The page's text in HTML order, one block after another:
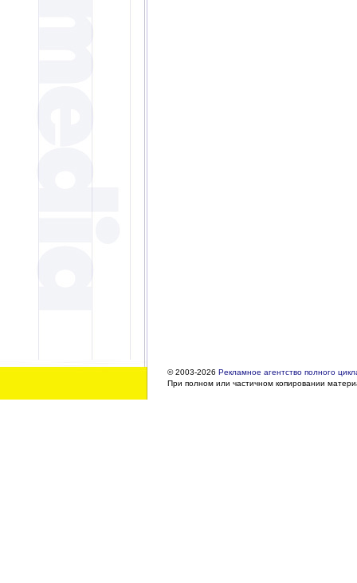
© 2003-2026 Рекламное агентство полного
При полном или частичном копировании